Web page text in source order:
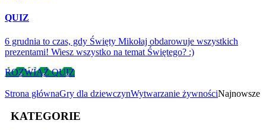
QUIZ
6 grudnia to czas, gdy Święty Mikołaj obdarowuje wszystkich
prezentami! Wiesz wszystko na temat Świętego? :)
ROZWIĄŻ QUIZ
Strona głównaGry dla dziewczynWytwarzanie żywnościNajnowsze
KATEGORIE